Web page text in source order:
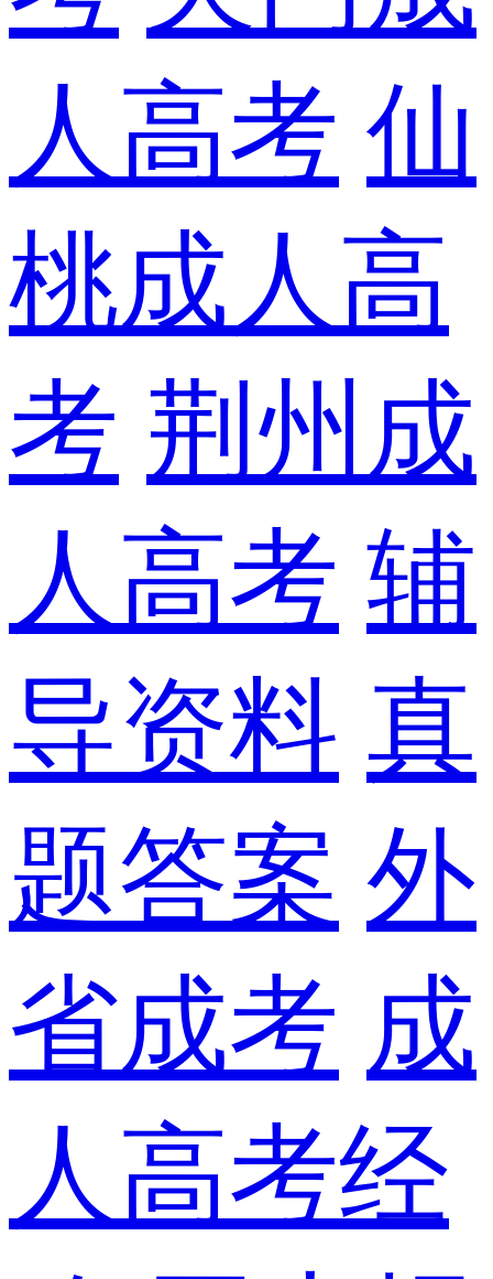
人高考 仙
桃成人高
考 荆州成
人高考 辅
导资料 真
题答案 外
省成考 成
人高考经